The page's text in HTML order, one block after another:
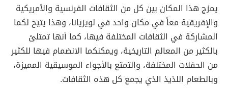
يمزج هذا المكان بين كل من الثقافات الفرنسية والأمريكية
والإفريقية معاً في مكان واحد في لويزيانا، وهذا يتيح لكما
المشاركة في الثقافات المختلفة فيها، كما أنها تمتلئ
بالكثير من المعالم التاريخية، ويمكنكما الانضمام فيها للكثير
من الحفلات المختلفة، والتمتع بالأجواء الموسيقية المميزة،
وبالطعام اللذيذ الذي يجمع كل هذه الثقافات.